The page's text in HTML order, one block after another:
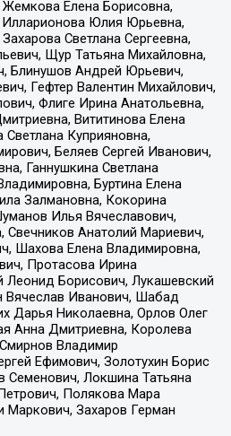
Жемкова Елена Борисовна,
Юлия Юрьевна,
Светлана Сергеевна,
Щур Татьяна Михайловна,
Блинушов Андрей Юрьевич,
Гефтер Валентин Михайлович,
Флиге Ирина Анатольевна,
Вититинова Елена
Куприяновна,
Беляев Сергей Иванович,
Ганнушкина Светлана
Буртина Елена
Залмановна, Кокорина
Илья Вячеславович,
Свечников Анатолий Мариевич,
Шахова Елена Владимировна,
Протасова Ирина
Леонид Борисович, Лукашевский
Вячеслав Иванович, Шабад
Дарья Николаевна, Орлов Олег
Анна Дмитриевна, Королева
Владимир
Ефимович, Золотухин Борис
Семенович, Локшина Татьяна
Полякова Мара
Маркович, Захаров Герман